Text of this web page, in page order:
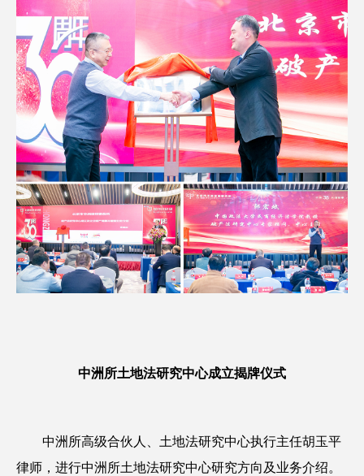
中洲所土地法研究中心成立揭牌仪式
中洲所高级合伙人、土地法研究中心执行主任胡玉平
律师，进行中洲所土地法研究中心研究方向及业务介绍。